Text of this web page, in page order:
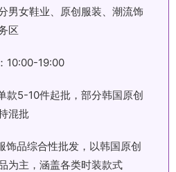
男女鞋业、原创服装、潮流饰
区
10:00-19:00
款5-10件起批，部分韩国原创
混批
饰品综合性批发，以韩国原创
为主，涵盖各类时装款式